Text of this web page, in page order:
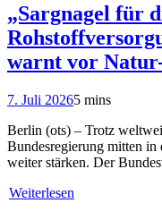
„Sargnagel für
warnt vor
7. Juli 20265 mins
Berlin (ots) – Trotz
Bundesregierung mitten in
weiter stärken. Der
Weiterlesen